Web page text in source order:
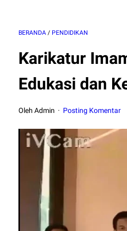
BERANDA / PENDIDIKAN
Karikatur
Edukasi dan
Oleh Admin Posting Komentar